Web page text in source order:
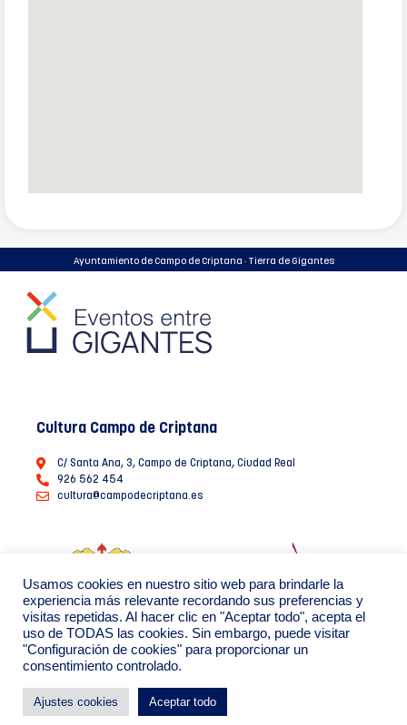
Ayuntamiento de Campo de Criptana · Tierra de Gigantes
Cultura Campo de Criptana
C/ Santa Ana, 3, Campo de Criptana, Ciudad Real
926 562 454
cultura@campodecriptana.es
Ayuntamiento de Campo de Criptana 2022
Política de Privacidad de datos Política de Cookies
Usamos cookies en nuestro sitio web para brindarle la
experiencia más relevante recordando sus preferencias y
visitas repetidas. Al hacer clic en "Aceptar todo", acepta el
uso de TODAS las cookies. Sin embargo, puede visitar
"Configuración de cookies" para proporcionar un
consentimiento controlado.
Ajustes cookies Aceptar todo